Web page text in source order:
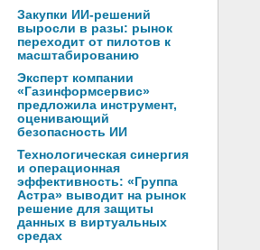
Закупки ИИ-решений
выросли в разы: рынок
переходит от пилотов к
масштабированию
Эксперт компании
«Газинформсервис»
предложила инструмент,
оценивающий
безопасность ИИ
Технологическая синергия
и операционная
эффективность: «Группа
Астра» выводит на рынок
решение для защиты
данных в виртуальных
средах